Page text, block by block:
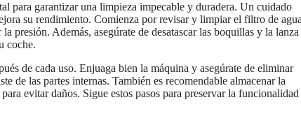
para garantizar una limpieza impecable y duradera. Un cuidado
su rendimiento. Comienza por revisar y limpiar el filtro de
presión. Además, asegúrate de desatascar las boquillas y la lanza
coche.
de cada uso. Enjuaga bien la máquina y asegúrate de eliminar
de las partes internas. También es recomendable almacenar la
evitar daños. Sigue estos pasos para preservar la funcionalidad